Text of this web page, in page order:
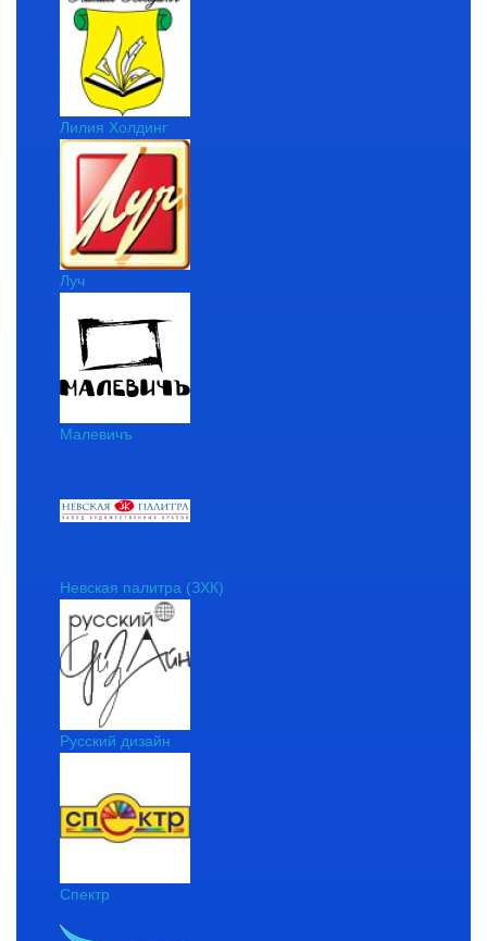
Лилия Холдинг
Луч
Малевичъ
Невская палитра (ЗХК)
Русский дизайн
Спектр